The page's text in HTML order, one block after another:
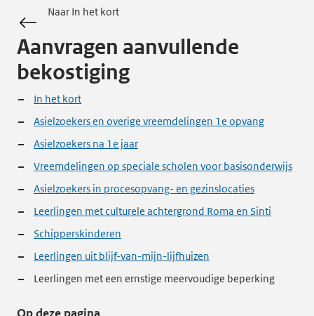
Naar In het kort
Aanvragen aanvullende
bekostiging
In het kort
Asielzoekers en overige vreemdelingen 1e opvang
Asielzoekers na 1e jaar
Vreemdelingen op speciale scholen voor basisonderwijs
Asielzoekers in procesopvang- en gezinslocaties
Leerlingen met culturele achtergrond Roma en Sinti
Schipperskinderen
Leerlingen uit blijf-van-mijn-lijfhuizen
Leerlingen met een ernstige meervoudige beperking